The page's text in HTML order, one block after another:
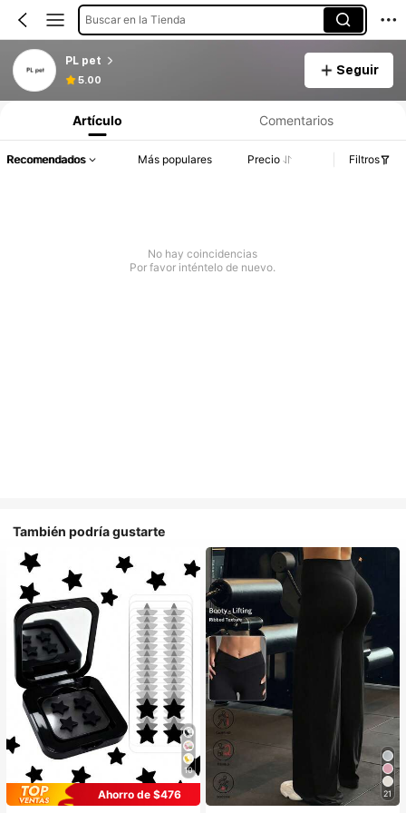
Buscar en la Tienda
PL pet
5.00
Seguir
Artículo Comentarios
Recomendados Más populares Precio Filtros
No hay coincidencias
Por favor inténtelo de nuevo.
También podría gustarte
10
Ahorro de $476
21